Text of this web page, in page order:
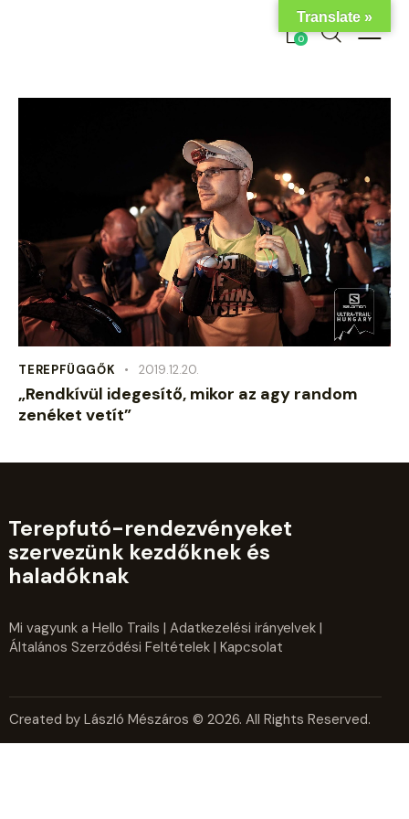
0
TEREPFÜGGŐK 2019.12.20.
„Rendkívül idegesítő, mikor az agy random
zenéket vetít”
Terepfutó-rendezvényeket
szervezünk kezdőknek és
haladóknak
Mi vagyunk a Hello Trails | Adatkezelési irányelvek |
Általános Szerződési Feltételek | Kapcsolat
Created by László Mészáros © 2026. All Rights Reserved.
Translate »